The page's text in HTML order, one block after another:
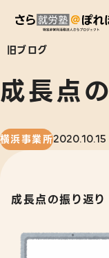
さらぽれに
就労実績
代表者あいさつ
サービス
旧ブログ
成長点
横浜事業所2020.10.15
成長点の振り返り